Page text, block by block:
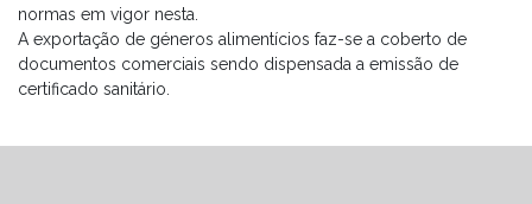
normas em vigor nesta.
A exportação de géneros alimentícios faz-se a coberto de
documentos comerciais sendo dispensada a emissão de
certificado sanitário.